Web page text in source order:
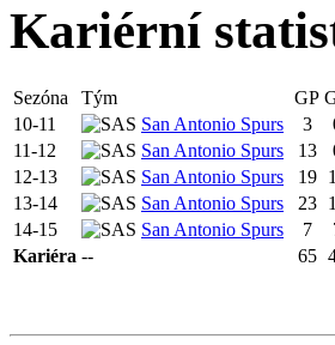
Kariérní
Sezóna Tým GP
10-11
San Antonio Spurs 3
11-12
San Antonio Spurs 13
12-13
San Antonio Spurs 19
13-14
San Antonio Spurs 23
14-15
San Antonio Spurs 7
Kariéra -- 65